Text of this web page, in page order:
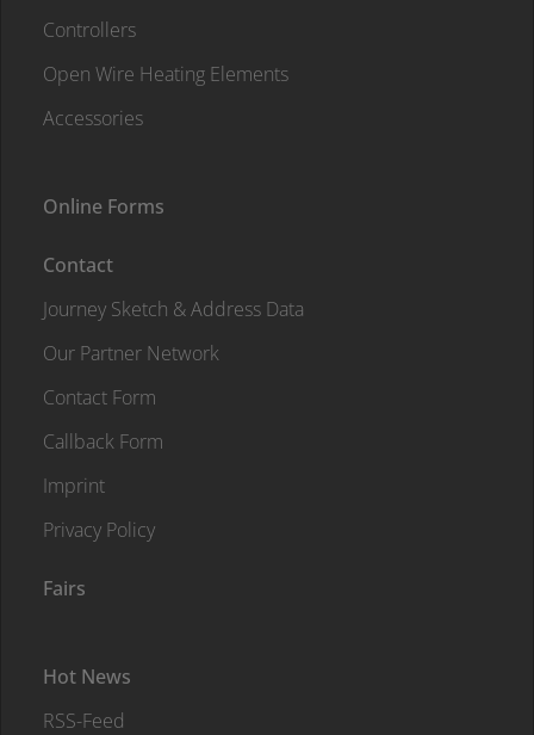
Controllers
Open Wire Heating Elements
Accessories
Online Forms
Contact
Journey Sketch & Address Data
Our Partner Network
Contact Form
Callback Form
Imprint
Privacy Policy
Fairs
Hot News
RSS-Feed